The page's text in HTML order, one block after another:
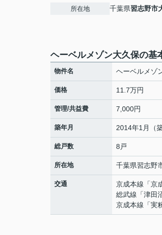
所在地 千葉県習志野市
ヘーベルメゾン大久保の基
物件名 ヘーベルメゾ
価格 11.7万円
管理/共益費 7,000円
築年月 2014年1月（
総戸数 8戸
所在地 千葉県習志野
交通 京成本線 「京
総武線 「津田
京成本線 「実